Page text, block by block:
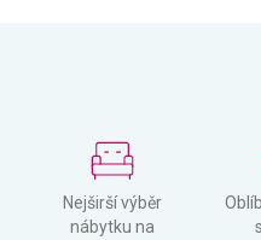
Nejširší výběr
nábytku na